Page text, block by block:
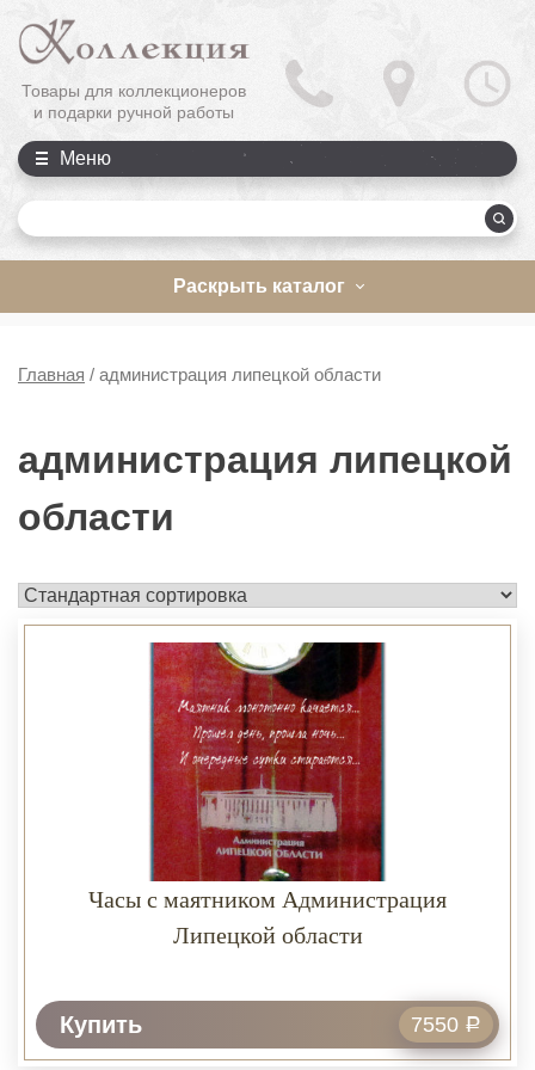
Товары для коллекционеров
и подарки ручной работы
Меню
Раскрыть каталог
Главная / администрация липецкой области
администрация липецкой
области
Часы с маятником Администрация
Липецкой области
Купить 7550 Р